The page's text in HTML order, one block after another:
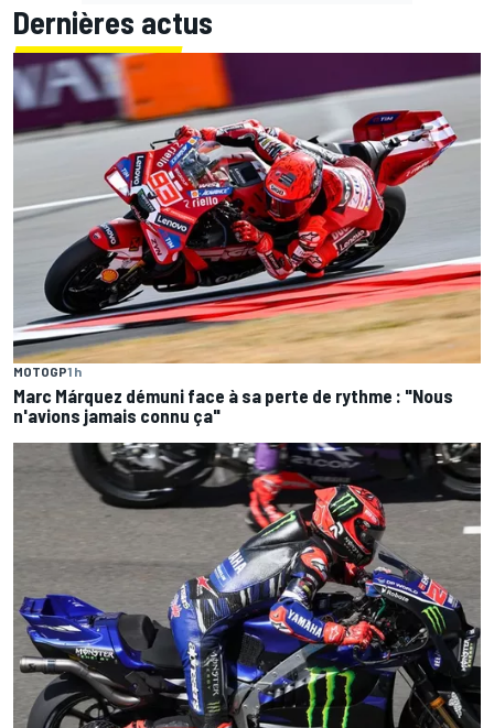
Dernières actus
MOTOGP1 h
Marc Márquez démuni face à sa perte de rythme : "Nous
n'avions jamais connu ça"